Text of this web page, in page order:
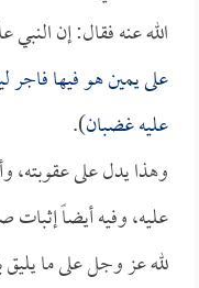
الله عنه فقال: إن
على يمين هو فيها فاجر
عليه غضبان).
وهذا يدل على عقوبته،
عليه، وفيه أيضاً
لله عز وجل على ما